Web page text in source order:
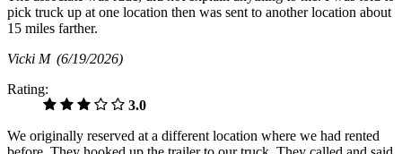
pick truck up at one location then was sent to another location about
15 miles farther.
Vicki M (6/19/2026)
Rating:
3.0
We originally reserved at a different location where we had rented